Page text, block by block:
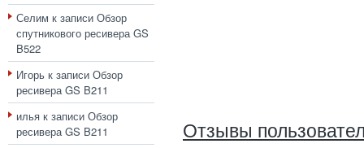
Селим к записи Обзор
спутникового ресивера GS
B522
Игорь к записи Обзор
ресивера GS B211
илья к записи Обзор
ресивера GS B211
Отзывы